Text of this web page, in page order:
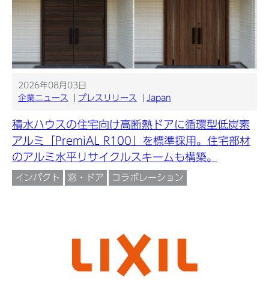
2026年08月03日
企業ニュース
プレスリリース Japan
積水ハウスの住宅向け高断熱ドアに循環型低炭素
アルミ「PremiAL R100」を標準採用。住宅部材
のアルミ水平リサイクルスキームも構築。
インパクト 窓・ドア コラボレーション